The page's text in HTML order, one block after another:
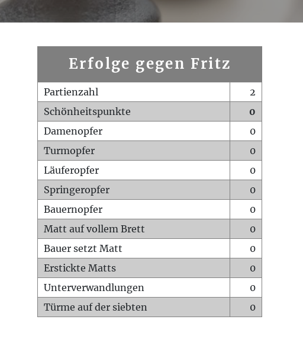
Erfolge gegen Fritz
Partienzahl
2
Schönheitspunkte
0
Damenopfer
0
Turmopfer
0
Läuferopfer
0
Springeropfer
0
Bauernopfer
0
Matt auf vollem Brett
0
Bauer setzt Matt
0
Erstickte Matts
0
Unterverwandlungen
0
Türme auf der siebten
0